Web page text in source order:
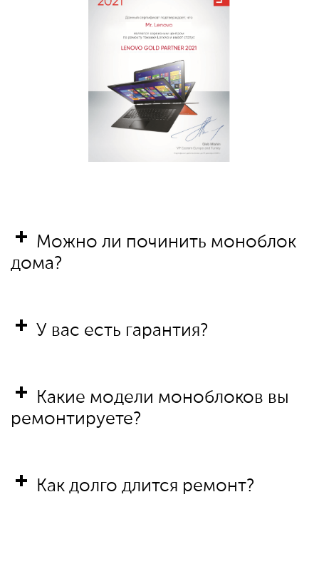
Можно ли починить моноблок
дома?
У вас есть гарантия?
Какие модели моноблоков вы
ремонтируете?
Как долго длится ремонт?